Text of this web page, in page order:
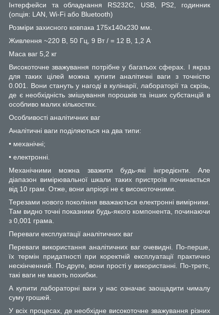
Інтерфейси та обладнання RS232C, USB, PS2, годинник
(опція: LAN, Wi-Fi або Bluetooth)
Розміри захисного ковпака 175x140x230 мм.
Живлення ~220 В, 50 Гц, 9 Вт / = 12 В, 1,2 A
Маса ваг 5,2 кг
Високоточне зважування потрібне у багатьох сферах. І якраз
для таких цілей можна купити аналітичні ваги з точністю
0.001. Вони стануть у нагоді в кулінарії, лабораторії та скрізь,
де є необхідність змішування порошків та інших субстанцій в
особливо малих кількостях.
Особливості аналітичних ваг
Аналітичні ваги поділяються на два типи:
• механічні;
• електронні.
Механічними можна зважити будь-які інгредієнти. Але
діапазон вимірювальної шкали таких пристроїв починається
від 10 грам. Отже, вони апріорі не є високоточними.
Терезами нового покоління вважаються електронні вимірники.
Там видно точні показники будь-якого компонента, починаючи
з 0,001 грама.
Переваги експлуатації аналітичних ваг
Переваги використання аналітичних ваг очевидні. По-перше,
їх термін придатності при коректній експлуатації практично
нескінченний. По-друге, вони прості у використанні. По-третє,
такі ваги не мають похибки.
А купити лабораторні ваги у нас означає заощадити чималу
суму грошей.
У всіх процесах, де необхідне високоточне зважування різних